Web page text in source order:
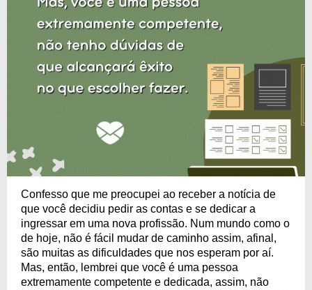
Confesso que me preocupei ao receber a notícia de
que você decidiu pedir as contas e se dedicar a
ingressar em uma nova profissão. Num mundo como o
de hoje, não é fácil mudar de caminho assim, afinal,
são muitas as dificuldades que nos esperam por aí.
Mas, então, lembrei que você é uma pessoa
extremamente competente e dedicada, assim, não